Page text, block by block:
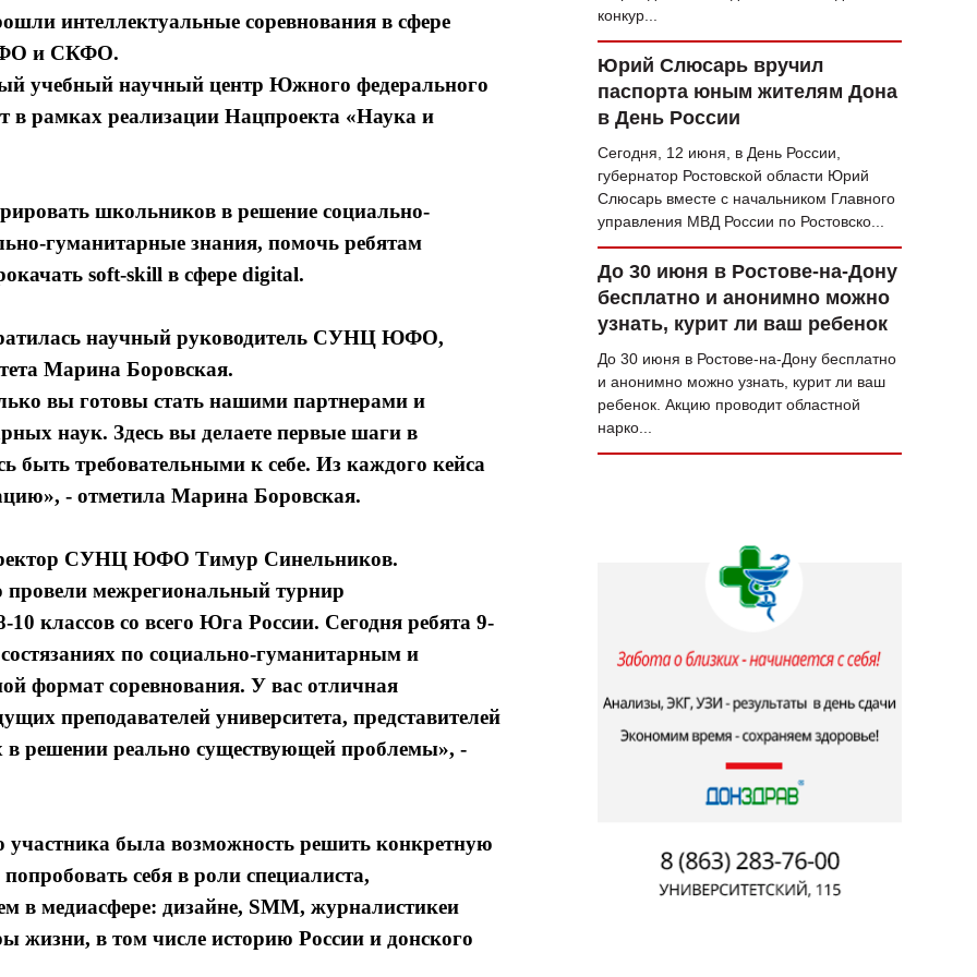
интеллектуальные соревнования в сфере
и СКФО.
учебный научный центр Южного федерального
рамках реализации Нацпроекта «Наука и
школьников в решение социально-
гуманитарные знания, помочь ребятам
soft-skill в сфере digital.
научный руководитель СУНЦ ЮФО,
Марина Боровская.
вы готовы стать нашими партнерами и
наук. Здесь вы делаете первые шаги в
быть требовательными к себе. Из каждого кейса
- отметила Марина Боровская.
СУНЦ ЮФО Тимур Синельников.
межрегиональный турнир
классов со всего Юга России. Сегодня ребята 9-
по социально-гуманитарным и
формат соревнования. У вас отличная
преподавателей университета, представителей
в решении реально существующей проблемы», -
была возможность решить конкретную
себя в роли специалиста,
в медиасфере: дизайне, SMM, журналистикеи
жизни, в том числе историю России и донского
конкур...
Юрий Слюсарь вручил
паспорта юным жителям Дона
в День России
Сегодня, 12 июня, в День России,
губернатор Ростовской области Юрий
Слюсарь вместе с начальником Главного
управления МВД России по Ростовско...
До 30 июня в Ростове-на-Дону
бесплатно и анонимно можно
узнать, курит ли ваш ребенок
До 30 июня в Ростове-на-Дону бесплатно
и анонимно можно узнать, курит ли ваш
ребенок. Акцию проводит областной
нарко...